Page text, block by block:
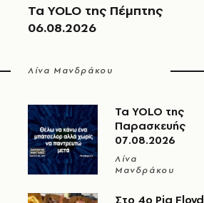
Τα YOLO της Πέμπτης
06.08.2026
Λίνα Μανδράκου
Τα YOLO της
Παρασκευής
07.08.2026
Λίνα
Μανδράκου
Στο 4ο Pig Floyd